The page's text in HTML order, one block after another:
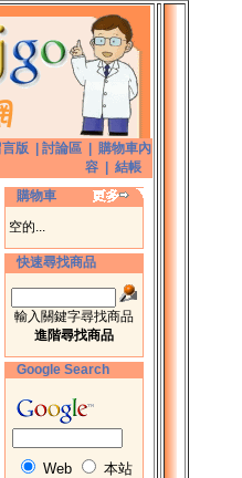
言版 討論區
購物車內
容
結帳
購物車
空的...
快速尋找商品
輸入關鍵字尋找商品
進階尋找商品
Google Search
Web 本站